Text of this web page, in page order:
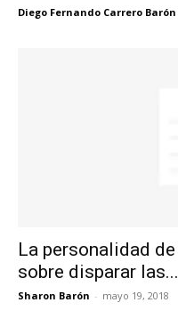
Diego Fernando Carrero Barón
La personalidad
sobre disparar las...
Sharon Barón - mayo 19, 2018